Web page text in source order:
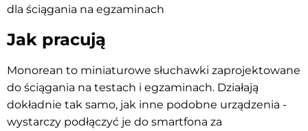
dla ściągania na egzaminach
Jak pracują
Monorean to miniaturowe słuchawki zaprojektowane
do ściągania na testach i egzaminach. Działają
dokładnie tak samo, jak inne podobne urządzenia -
wystarczy podłączyć je do smartfona za